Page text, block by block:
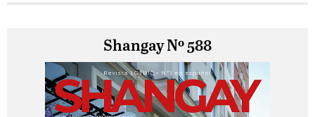
Shangay Nº 588